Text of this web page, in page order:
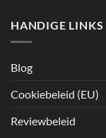
HANDIGE LINKS
Blog
Cookiebeleid (EU)
Reviewbeleid